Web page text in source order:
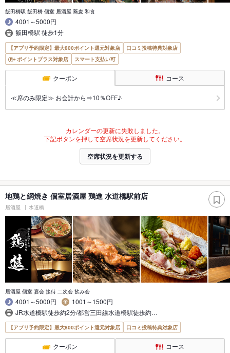
飯田橋駅 飯田橋 個室 居酒屋 蕎麦 和食
4001～5000円
飯田橋駅 徒歩1分
【アプリ予約限定】最大800ポイント還元対象店
口コミ投稿特典対象店
ポイントプラス対象店
スマート支払い可
クーポン コース
≪席のみ限定≫ お会計から⇒10％OFF♪
カレンダーの更新に失敗しました。
下記ボタンを押して空席状況を更新してください。
空席状況を更新する
地鶏と網焼き 個室居酒屋 鶏進 水道橋駅前店
居酒屋 水道橋
居酒屋 個室 宴会 接待 二次会 飲み会
4001～5000円
1001～1500円
JR水道橋駅徒歩約2分/都営三田線水道橋駅徒歩約…
【アプリ予約限定】最大800ポイント還元対象店 口コミ投稿特典対象店
クーポン コース